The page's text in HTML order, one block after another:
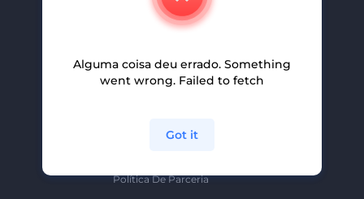
Carreiras
Programa De Afiliados
Política De Parceria
Alguma coisa deu errado. Something
went wrong. Failed to fetch
Got it